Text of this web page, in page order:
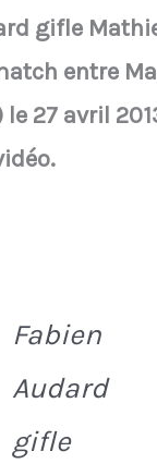
gifle
entre
27 avril
Fabien
Audard
gifle